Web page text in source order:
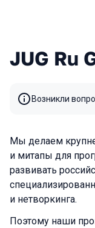
JUG Ru
Возникли
Мы делаем
и митапы для
развивать
и нетворкинга.
Поэтому наши